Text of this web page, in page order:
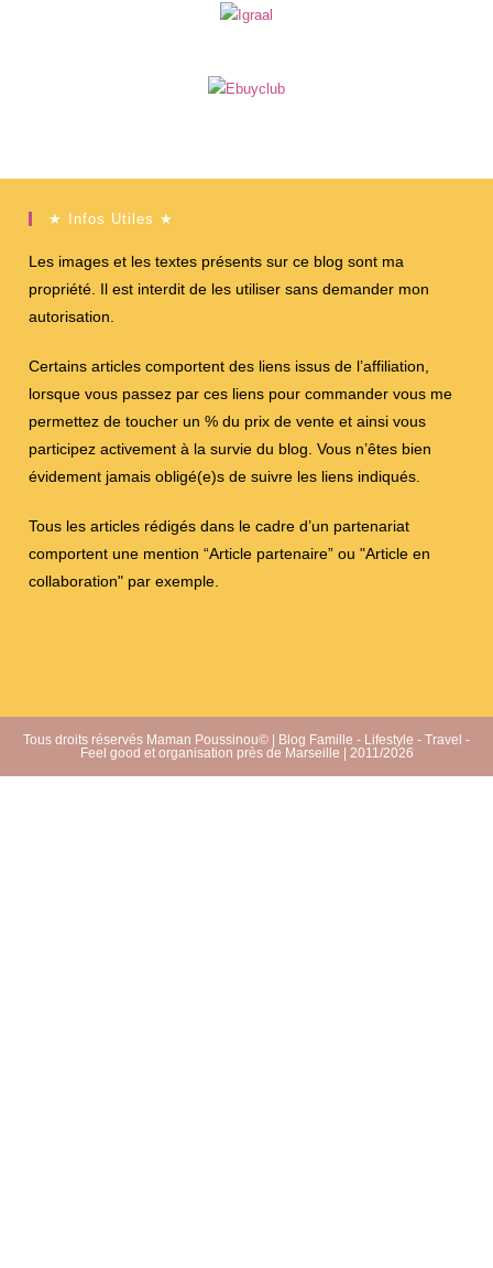
★ Infos Utiles ★
Les images et les textes présents sur ce blog sont ma
propriété. Il est interdit de les utiliser sans demander mon
autorisation.
Certains articles comportent des liens issus de l’affiliation,
lorsque vous passez par ces liens pour commander vous me
permettez de toucher un % du prix de vente et ainsi vous
participez activement à la survie du blog. Vous n’êtes bien
évidement jamais obligé(e)s de suivre les liens indiqués.
Tous les articles rédigés dans le cadre d’un partenariat
comportent une mention “Article partenaire” ou "Article en
collaboration" par exemple.
Tous droits réservés Maman Poussinou© | Blog Famille - Lifestyle - Travel -
Feel good et organisation près de Marseille | 2011/2026